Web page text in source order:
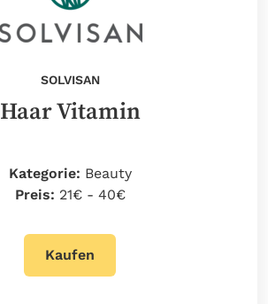
SOLVISAN
Haar Vitamin
Kategorie: Beauty
Preis: 21€ - 40€
Kaufen